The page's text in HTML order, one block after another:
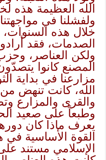
الله العظيمة هذه
ولفشلنا في
خلال هذه السنوات،
الصدمات، فقد
ولكن العناصر،
المصنع كانوا
مزارعنا في بداية
الله، كانت تنهض
والقرى والمزارع
وطبعاً على صعيد
يعرف ماذا كان
القوة الأساسية في
الإسلامي مستند